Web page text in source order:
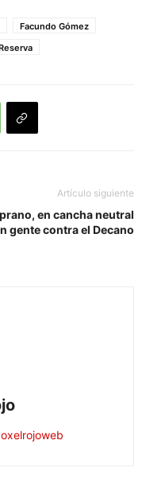
Facundo Gómez
Artículo siguiente
en cancha neutral
gente contra el Decano